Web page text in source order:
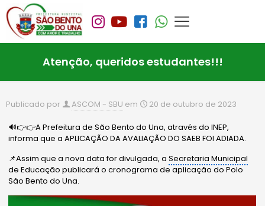
Atenção, queridos estudantes!!!
Publicado por ASCOM - SBU em 20 de outubro de 2023
🔊👉👉A Prefeitura de São Bento do Una, através do INEP,
informa que a APLICAÇÃO DA AVALIAÇÃO DO SAEB FOI ADIADA.
📌Assim que a nova data for divulgada, aSecretaria Municipal
de Educação publicará o cronograma de aplicação do Polo
São Bento do Una.